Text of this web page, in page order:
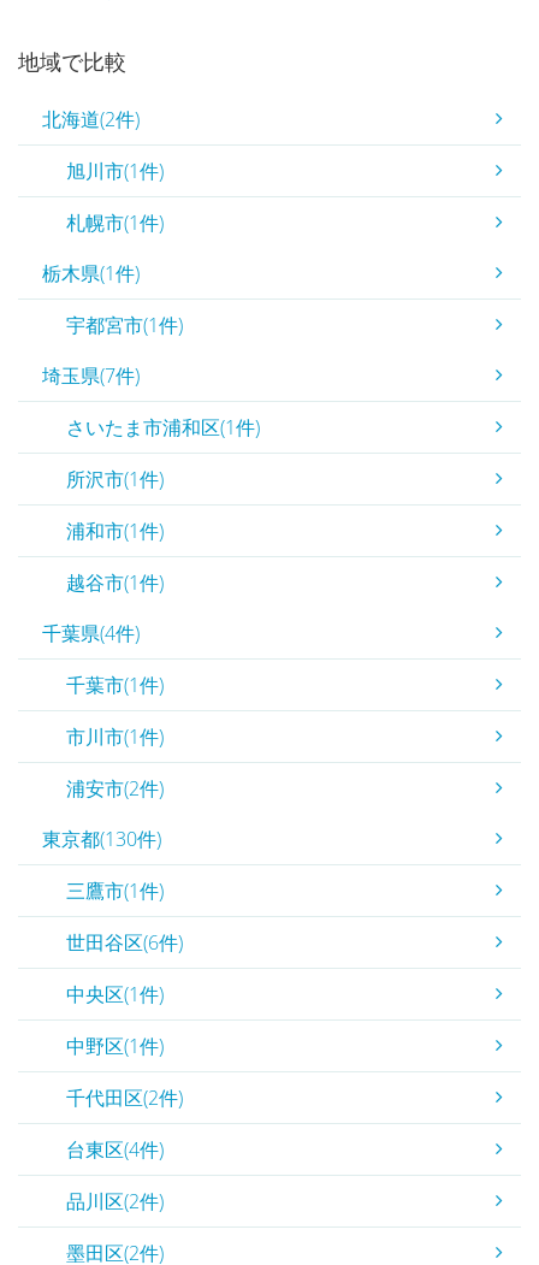
地域で比較
北海道(2件)
旭川市(1件)
札幌市(1件)
栃木県(1件)
宇都宮市(1件)
埼玉県(7件)
さいたま市浦和区(1件)
所沢市(1件)
浦和市(1件)
越谷市(1件)
千葉県(4件)
千葉市(1件)
市川市(1件)
浦安市(2件)
東京都(130件)
三鷹市(1件)
世田谷区(6件)
中央区(1件)
中野区(1件)
千代田区(2件)
台東区(4件)
品川区(2件)
墨田区(2件)